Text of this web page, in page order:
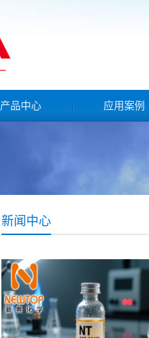
产品中心 应用案例
新闻中心